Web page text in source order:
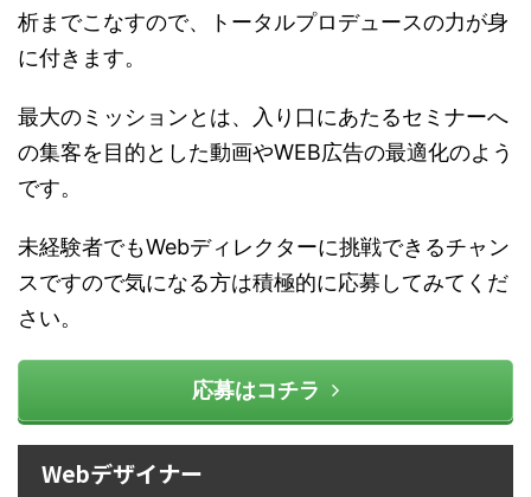
析までこなすので、トータルプロデュースの力が身
に付きます。
最大のミッションとは、入り口にあたるセミナーへ
の集客を目的とした動画やWEB広告の最適化のよう
です。
未経験者でもWebディレクターに挑戦できるチャン
スですので気になる方は積極的に応募してみてくだ
さい。
応募はコチラ
Webデザイナー